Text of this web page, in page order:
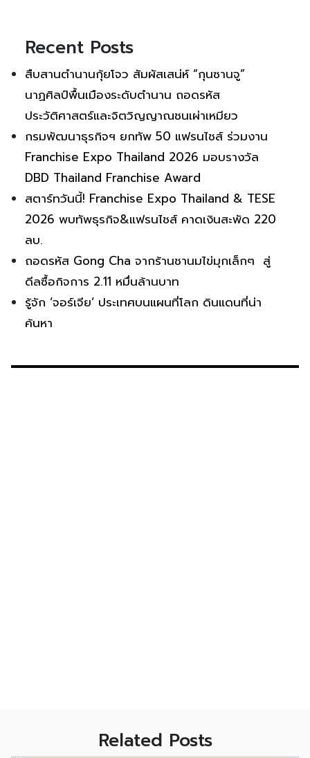
Recent Posts
สืบสานตำนานกุ้ยโจว สัมผัสเสน่ห์ “กุนซานจู”
นาฏศิลป์พื้นเมืองระดับตำนาน ถอดรหัส
ประวัติศาสตร์และจิตวิญญาณชนเผ่าเหมียว
กรมพัฒนาธุรกิจฯ ยกทัพ 50 แฟรนไชส์ ร่วมงาน
Franchise Expo Thailand 2026 มอบรางวัล
DBD Thailand Franchise Award
สตาร์ทวันนี้! Franchise Expo Thailand & TESE
2026 พบทัพธุรกิจ&แฟรนไชส์ คาดเงินสะพัด 220
ลบ.
ถอดรหัส Gong Cha จากร้านชานมไข่มุกเล็กๆ สู่
ดีลซื้อกิจการ 2.11 หมื่นล้านบาท
รู้จัก ‘จอร์เจีย’ ประเทศบนแผนที่โลก ดินแดนที่น่า
ค้นหา
Related Posts